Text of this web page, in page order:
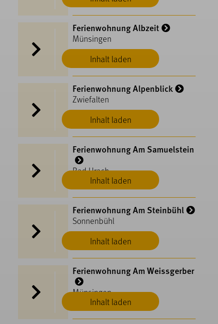
Inhalt laden
Ferienwohnung Albzeit
Münsingen
Inhalt laden
Ferienwohnung Alpenblick
Zwiefalten
Inhalt laden
Ferienwohnung Am Samuelstein
Bad Urach
Inhalt laden
Ferienwohnung Am Steinbühl
Sonnenbühl
Inhalt laden
Ferienwohnung Am Weissgerber
Münsingen